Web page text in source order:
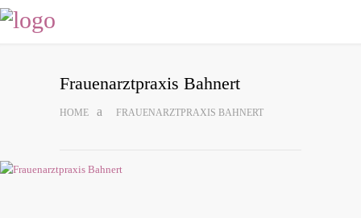
Frau­en­arzt­pra­xis Bahnert
HOME FRAU­EN­ARZT­PRA­XIS BAHNERT